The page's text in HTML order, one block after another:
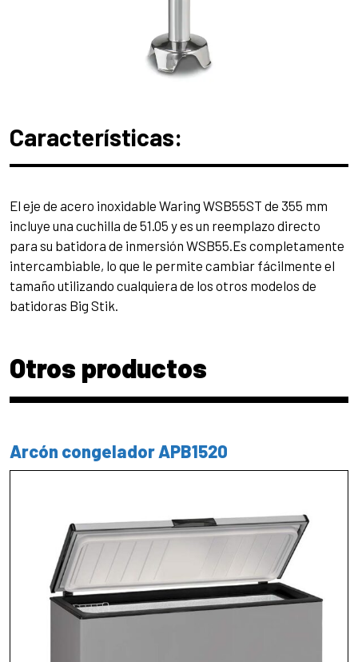
Características:
El eje de acero inoxidable Waring WSB55ST de 355 mm
incluye una cuchilla de 51.05 y es un reemplazo directo
para su batidora de inmersión WSB55.Es completamente
intercambiable, lo que le permite cambiar fácilmente el
tamaño utilizando cualquiera de los otros modelos de
batidoras Big Stik.
Otros productos
Arcón congelador APB1520